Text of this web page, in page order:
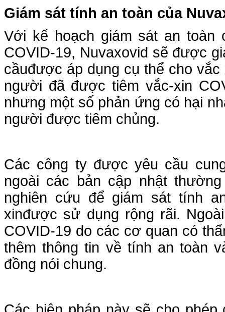
Giám sát tính an toàn của
Với kế hoạch giám sát an toàn
COVID-19, Nuvaxovid sẽ được
cầuđược áp dụng cụ thể cho
người đã được tiêm vắc-xin
nhưng một số phản ứng có hại
người được tiêm chủng.
Các công ty được yêu cầu
ngoài các bản cập nhật
nghiên cứu để giám sát tính
xinđược sử dụng rộng rãi.
COVID-19 do các cơ quan có
thêm thông tin về tính an toàn
đồng nói chung.